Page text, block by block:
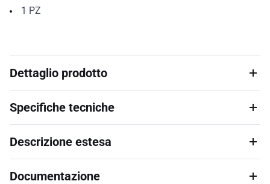
1 PZ
Dettaglio prodotto
Specifiche tecniche
Descrizione estesa
Documentazione